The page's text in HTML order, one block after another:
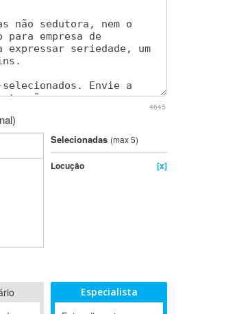
4645
Selecionadas (max 5)
Locução [x]
Especialista